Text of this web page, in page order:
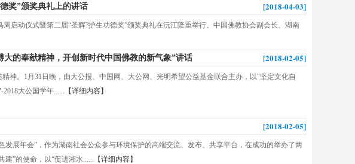
[2018-04-03]
奖”颁奖典礼上的讲话
启动仪式暨第二届“圣辉?护生功德奖”颁奖典礼在沅江隆重举行。中国佛教协会副会长、湖南
[2018-02-05]
的奉献精神，开创新时代中国佛教的新气象”讲话
神。1月31日晚，由大公报、中国网、大公网、光明希望公益基金联合主办，以"坚定文化自
大公国学年...... 【详细内容】
[2018-02-05]
发展年会”，作为湖南社会公众参与环境保护的高端交流、发布、共享平台，在成功的举办了两
建”的使命，以“促进湘水...... 【详细内容】